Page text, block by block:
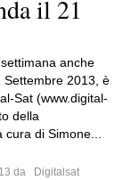
il 21
anche
Settembre 2013, è
Sat (www.digital-
della
di Simone...
da
Digitalsat